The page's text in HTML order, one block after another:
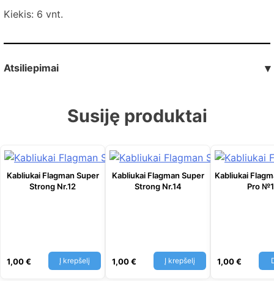
Kiekis: 6 vnt.
Atsiliepimai ▾
Susiję produktai
Kabliukai Flagman Super
Strong Nr.12
1,00€ Į krepšelį
Kabliukai Flagman Super
Strong Nr.14
1,00€ Į krepšelį
Kabliukai
Pro
1,00€